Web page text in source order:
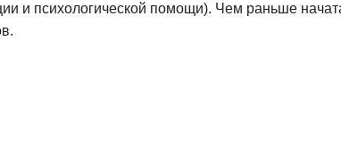
и психологической помощи). Чем раньше